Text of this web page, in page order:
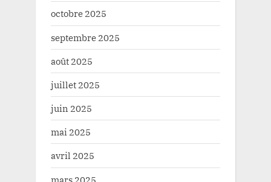
octobre 2025
septembre 2025
août 2025
juillet 2025
juin 2025
mai 2025
avril 2025
mars 2025